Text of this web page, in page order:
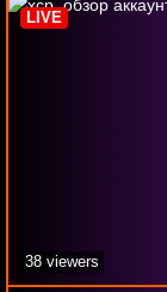
LIVE
38 viewers